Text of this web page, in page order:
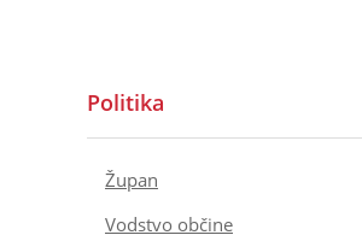
Politika
Župan
Vodstvo občine